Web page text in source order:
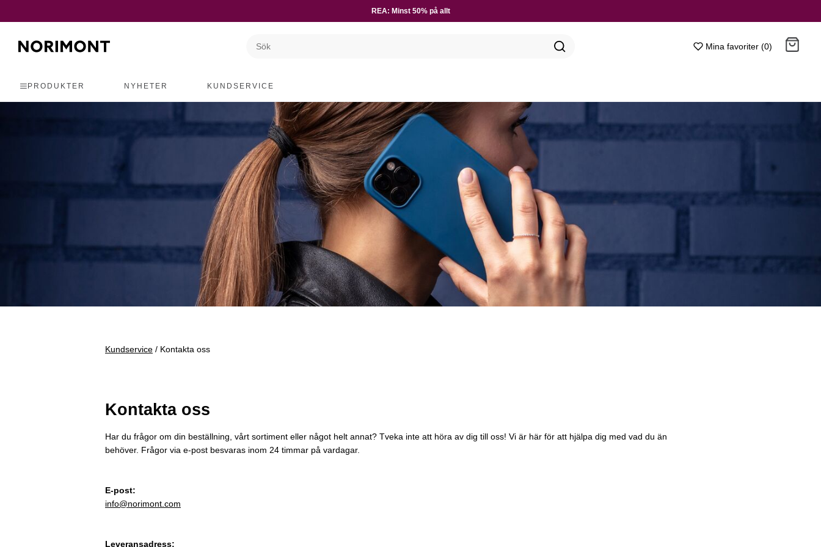
REA: Minst 50% på allt
Mina favoriter (0)
PRODUKTER NYHETER KUNDSERVICE
Kundservice / Kontakta oss
Kontakta oss
Har du frågor om din beställning, vårt sortiment eller något helt annat? Tveka inte att höra av dig till oss! Vi är här för att hjälpa dig med vad du än
behöver. Frågor via e-post besvaras inom 24 timmar på vardagar.
E-post:
info@norimont.com
Leveransadress: